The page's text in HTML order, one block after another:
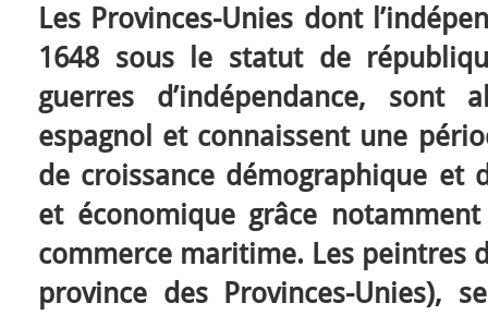
Les Provinces-Unies dont
1648 sous le statut de
guerres d’indépendance, sont
espagnol et connaissent une
de croissance démographique et
et économique grâce
commerce maritime. Les peintres
province des Provinces-Unies),